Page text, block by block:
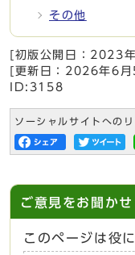
その他
[初版公開日： 2023
[更新日： 2026年6月
ID:3158
ソーシャルサイトへの
ご意見をお聞か
このページは役